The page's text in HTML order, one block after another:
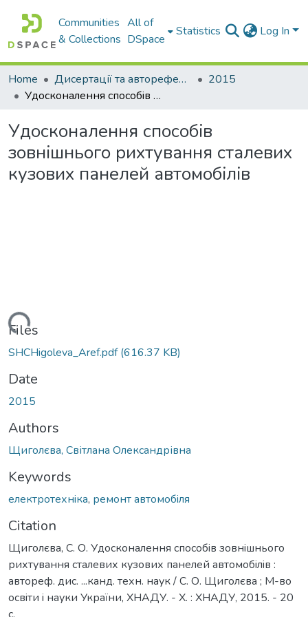
Communities
& Collections
All of
DSpace
Statistics Log In
Home Дисертації та автореферати дисертацій
2015
Удосконалення способiв зовнiшнього рихтування сталевих кузових панелей автомобiлiв
Удосконалення способiв
зовнiшнього рихтування сталевих
кузових панелей автомобiлiв
Loading...
Files
SHCHigoleva_Aref.pdf(616.37 KB)
Date
2015
Authors
Щиголєва, Світлана Олександрівна
Keywords
електротехнiка, ремонт автомобiля
Citation
Щиголєва, С. О. Удосконалення способiв зовнiшнього
рихтування сталевих кузових панелей автомобiлiв :
автореф. дис. ...канд. техн. наук / С. О. Щиголєва ; М-во
освiти i науки України, ХНАДУ. - Х. : ХНАДУ, 2015. - 20